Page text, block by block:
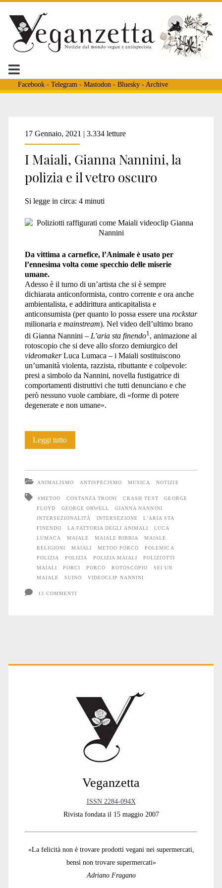
Facebook- Telegram - Mastodon - Bluesky- Archive
Tag:
<span>porci</span>
17 Gennaio, 2021 | 3.334 letture
I Maiali, Gianna Nannini, la
polizia e il vetro oscuro
Si legge in circa: 4 minuti
Da vittima a carnefice, l’Animale è usato per
l’ennesima volta come specchio delle miserie
umane.
Adesso è il turno di un’artista che si è sempre
dichiarata anticonformista, contro corrente e ora anche
ambientalista, e addirittura anticapitalista e
anticonsumista (per quanto lo possa essere una rockstar
milionaria e mainstream). Nel video dell’ultimo brano
di Gianna Nannini – L’aria sta finendo1 , animazione al
rotoscopio che si deve allo sforzo demiurgico del
videomakerLuca Lumaca – i Maiali sostituiscono
un’umanità violenta, razzista, ributtante e colpevole:
presi a simbolo da Nannini, novella fustigatrice di
comportamenti distruttivi che tutti denunciano e che
però nessuno vuole cambiare, di «forme di potere
degenerate e non umane».
Leggi tuttoI
la
polizia
il
vetro
ANIMALISMO ANTISPECISMO MUSICA NOTIZIE
#METOO COSTANZA TROINI CRASH TEST
GEORGE
FLOYD
GEORGE ORWELL
GIANNA NANNINI
INTERSEZIONALITÀ
INTERSEZIONE
L'ARIA STA
FINENDO
LA FATTORIA DEGLI ANIMALI
LUCA
LUMACA
MAIALE MAIALE BIBBIA
MAIALE
RELIGIONI
MAIALI METOO PORCO
POLEMICA
POLIZIA
POLIZIA POLIZIA MAIALI
POLIZIOTTI
MAIALI
PORCI PORCO ROTOSCOPIO
SEI UN
MAIALE
SUINO VIDEOCLIP NANNINI
13 COMMENTI
Primary
Veganzetta
ISSN 2284-094X
Rivista fondata il 15 maggio 2007
«La felicità non è trovare prodotti vegani nei supermercati,
bensì non trovare supermercati»
Adriano Fragano